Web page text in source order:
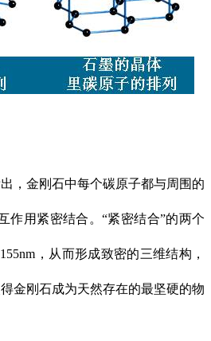
金刚石中每个碳原子都与周围的
作用紧密结合。“紧密结合”的两个
，从而形成致密的三维结构，
金刚石成为天然存在的最坚硬的物